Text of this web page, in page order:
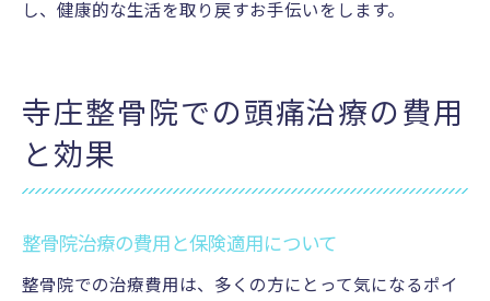
し、健康的な生活を取り戻すお手伝いをします。
寺庄整骨院での頭痛治療の費用
と効果
整骨院治療の費用と保険適用について
整骨院での治療費用は、多くの方にとって気になるポイ